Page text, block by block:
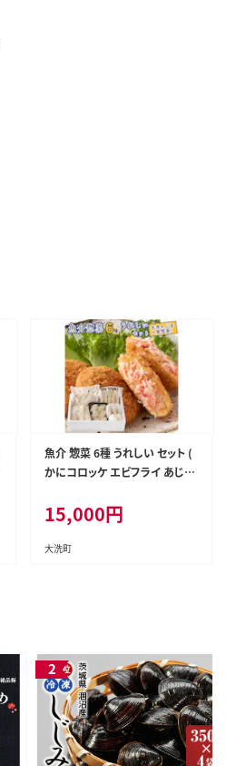
魚介 惣菜 6種 うれしい セット (
かにコロッケ エビフライ あじフ
カツ ) カジマ 魚介 海老 海鮮 冷
凍保存 カニ 蟹 ずわい
15,000円
大洗町